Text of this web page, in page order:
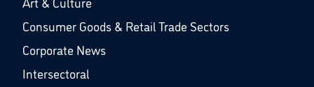
Consumer Goods & Retail Trade Sectors
Corporate News
Intersectoral